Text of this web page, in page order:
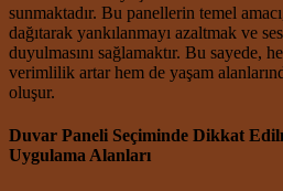
sunmaktadır. Bu panellerin temel
dağıtarak yankılanmayı azaltmak ve
duyulmasını sağlamaktır. Bu sayede,
verimlilik artar hem de yaşam
oluşur.
Duvar Paneli Seçiminde Dikkat
Uygulama Alanları